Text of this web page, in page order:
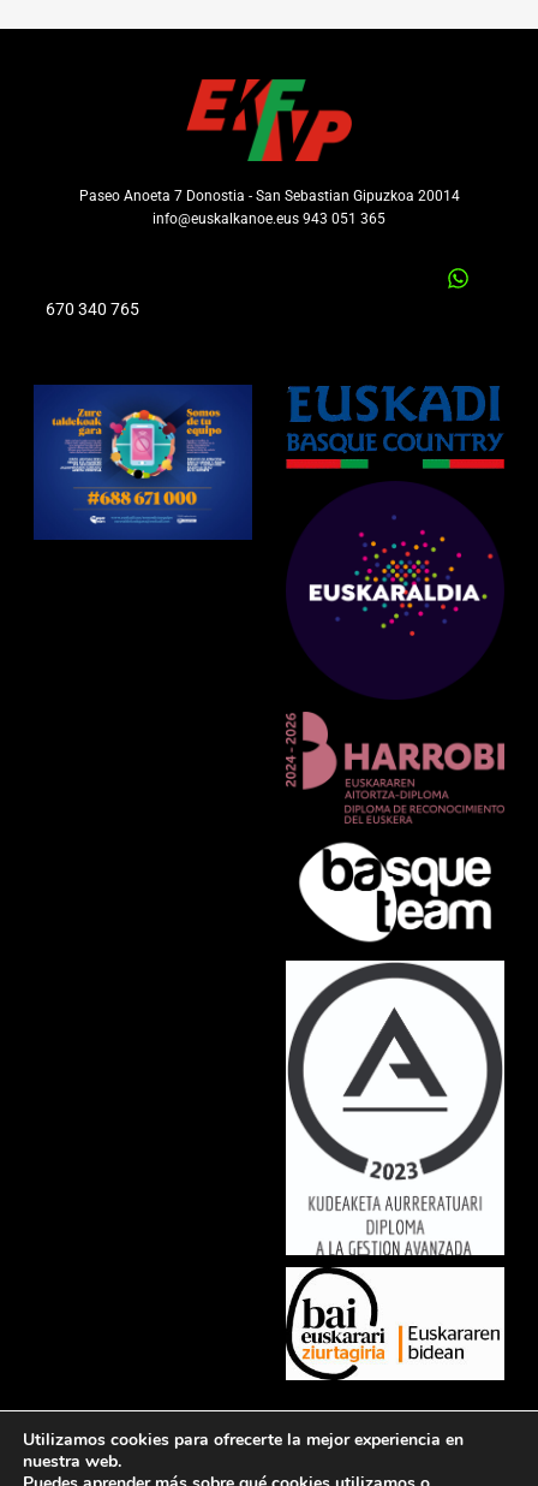
Paseo Anoeta 7 Donostia - San Sebastian Gipuzkoa 20014
info@euskalkanoe.eus 943 051 365
670 340 765
luctus nec ullamcorper mattis, pulvinar dapibus leo.
Utilizamos cookies para ofrecerte la mejor experiencia en
nuestra web.